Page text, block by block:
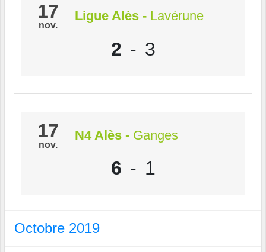
17
nov.
Ligue Alès - Lavérune
2 - 3
17
nov.
N4 Alès - Ganges
6 - 1
Octobre 2019